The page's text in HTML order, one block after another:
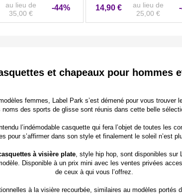
au lieu de
35,00 €
-44% 14,90 €
au lieu de
25,00 €
et chapeaux pour hommes
femmes, Label Park s’est démené pour vous trouver
noms des sports de glisse sont réunis dans cette belle
l’indémodable casquette qui fera l’objet de toutes les
pour s’affirmer dans son style et finalement le soleil n’est
à visière plate , style hip hop, sont disponibles
Disponible à un prix mini avec les ventes privées
de ceux à qui vous l’offrez.
à la visière recourbée, similaires au modèles portés